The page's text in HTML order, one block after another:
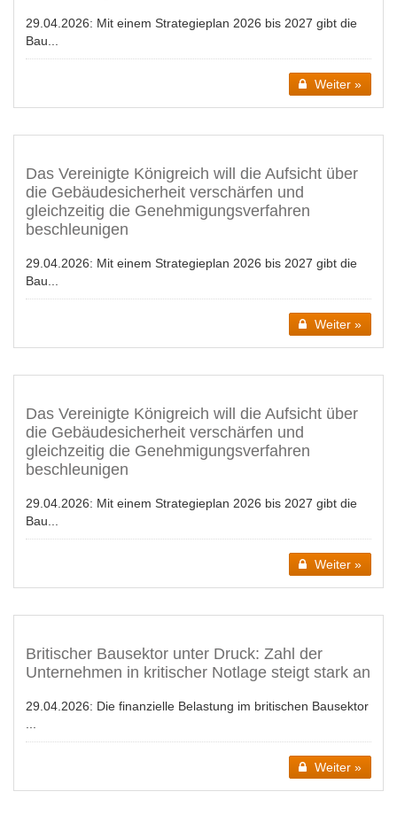
29.04.2026: Mit einem Strategieplan 2026 bis 2027 gibt die
Bau...
Weiter »
Das Vereinigte Königreich will die Aufsicht über
die Gebäudesicherheit verschärfen und
gleichzeitig die Genehmigungsverfahren
beschleunigen
29.04.2026: Mit einem Strategieplan 2026 bis 2027 gibt die
Bau...
Weiter »
Das Vereinigte Königreich will die Aufsicht über
die Gebäudesicherheit verschärfen und
gleichzeitig die Genehmigungsverfahren
beschleunigen
29.04.2026: Mit einem Strategieplan 2026 bis 2027 gibt die
Bau...
Weiter »
Britischer Bausektor unter Druck: Zahl der
Unternehmen in kritischer Notlage steigt stark an
29.04.2026: Die finanzielle Belastung im britischen Bausektor
...
Weiter »